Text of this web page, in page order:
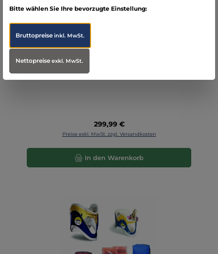
Lifeguard VACQ-SPLINT Vakuumschienen-Set
Regulärer Preis:
299,99 €
Preise exkl. MwSt. zzgl. Versandkosten
In den Warenkorb
Bitte wählen Sie Ihre bevorzugte Einstellung:
Bruttopreiseinkl. MwSt.
Nettopreiseexkl. MwSt.